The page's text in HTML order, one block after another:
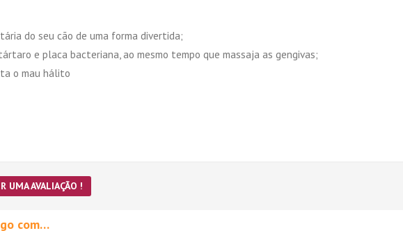
do seu cão de uma forma divertida;
e placa bacteriana, ao mesmo tempo que massaja as gengivas;
o mau hálito
UMA AVALIAÇÃO !
com…